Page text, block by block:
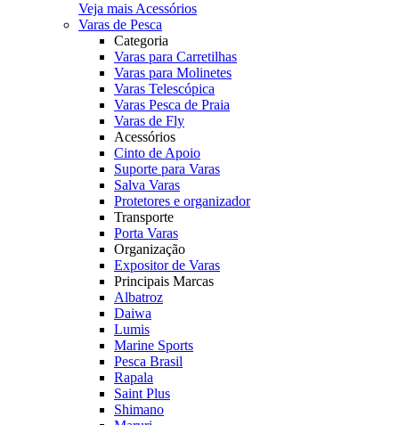
Veja mais Acessórios
Varas de Pesca
Categoria
Varas para Carretilhas
Varas para Molinetes
Varas Telescópica
Varas Pesca de Praia
Varas de Fly
Acessórios
Cinto de Apoio
Suporte para Varas
Salva Varas
Protetores e organizador
Transporte
Porta Varas
Organização
Expositor de Varas
Principais Marcas
Albatroz
Daiwa
Lumis
Marine Sports
Pesca Brasil
Rapala
Saint Plus
Shimano